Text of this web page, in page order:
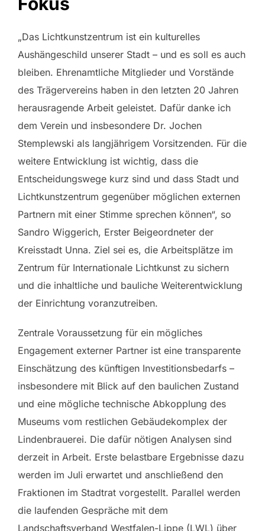
„Das Lichtkunstzentrum ist ein kulturelles
Aushängeschild unserer Stadt – und es soll es auch
bleiben. Ehrenamtliche Mitglieder und Vorstände
des Trägervereins haben in den letzten 20 Jahren
herausragende Arbeit geleistet. Dafür danke ich
dem Verein und insbesondere Dr. Jochen
Stemplewski als langjährigem Vorsitzenden. Für die
weitere Entwicklung ist wichtig, dass die
Entscheidungswege kurz sind und dass Stadt und
Lichtkunstzentrum gegenüber möglichen externen
Partnern mit einer Stimme sprechen können“, so
Sandro Wiggerich, Erster Beigeordneter der
Kreisstadt Unna. Ziel sei es, die Arbeitsplätze im
Zentrum für Internationale Lichtkunst zu sichern
und die inhaltliche und bauliche Weiterentwicklung
der Einrichtung voranzutreiben.
Zentrale Voraussetzung für ein mögliches
Engagement externer Partner ist eine transparente
Einschätzung des künftigen Investitionsbedarfs –
insbesondere mit Blick auf den baulichen Zustand
und eine mögliche technische Abkopplung des
Museums vom restlichen Gebäudekomplex der
Lindenbrauerei. Die dafür nötigen Analysen sind
derzeit in Arbeit. Erste belastbare Ergebnisse dazu
werden im Juli erwartet und anschließend den
Fraktionen im Stadtrat vorgestellt. Parallel werden
die laufenden Gespräche mit dem
Landschaftsverband Westfalen-Lippe (LWL) über